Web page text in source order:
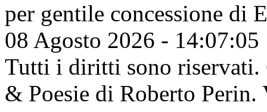
per gentile concessione di
08 Agosto 2026 - 14:07:05
Tutti i diritti sono riservati.
& Poesie di Roberto